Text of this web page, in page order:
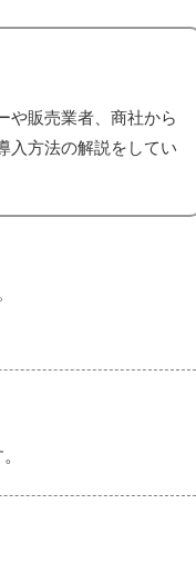
や販売業者、商社から
入方法の解説をしてい